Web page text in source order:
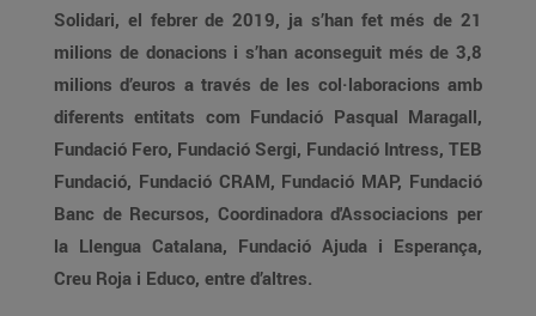
Solidari, el febrer de 2019, ja s’han fet més de 21
milions de donacions i s’han aconseguit més de 3,8
milions d’euros a través de les col·laboracions amb
diferents entitats com Fundació Pasqual Maragall,
Fundació Fero, Fundació Sergi, Fundació Intress, TEB
Fundació, Fundació CRAM, Fundació MAP, Fundació
Banc de Recursos, Coordinadora d'Associacions per
la Llengua Catalana, Fundació Ajuda i Esperança,
Creu Roja i Educo, entre d’altres.